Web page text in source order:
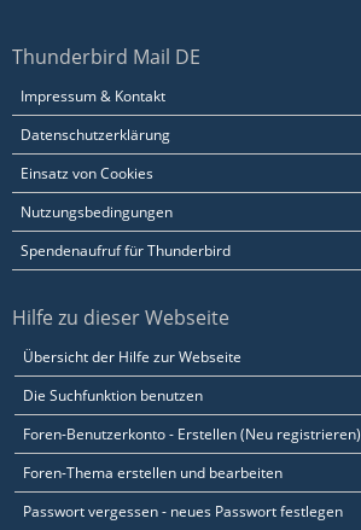
Thunderbird Mail DE
Impressum & Kontakt
Datenschutzerklärung
Einsatz von Cookies
Nutzungsbedingungen
Spendenaufruf für Thunderbird
Hilfe zu dieser Webseite
Übersicht der Hilfe zur Webseite
Die Suchfunktion benutzen
Foren-Benutzerkonto - Erstellen (Neu registrieren)
Foren-Thema erstellen und bearbeiten
Passwort vergessen - neues Passwort festlegen